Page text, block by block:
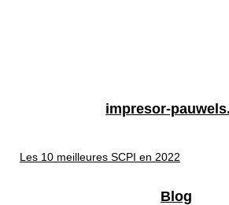
impresor-
Les 10 meilleures SCPI en 2022
Blog